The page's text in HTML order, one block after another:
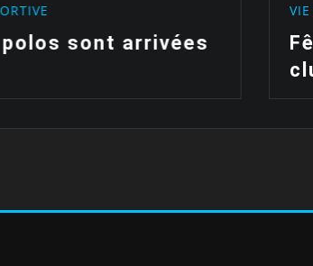
VIE SPORTIVE
Fête des enfants du